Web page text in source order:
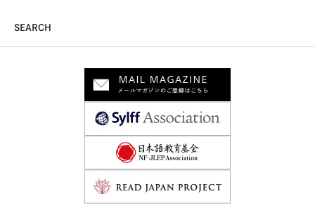
SEARCH